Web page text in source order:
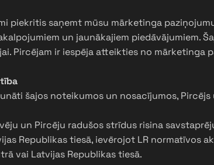
piekritis saņemt mūsu mārketinga
un jaunākajiem piedāvājumiem.
Pircējam ir iespēja atteikties no mārketinga
šajos noteikumos un nosacījumos,
un Pircēju radušos strīdus risina
Republikas tiesā, ievērojot LR normatīvos
vai Latvijas Republikas tiesā.